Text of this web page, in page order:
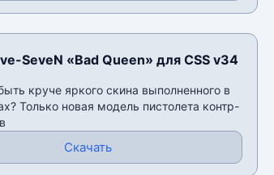
SeveN «Bad Queen» для CSS v34
круче яркого скина выполненного в
Только новая модель пистолета контр-
Скачать